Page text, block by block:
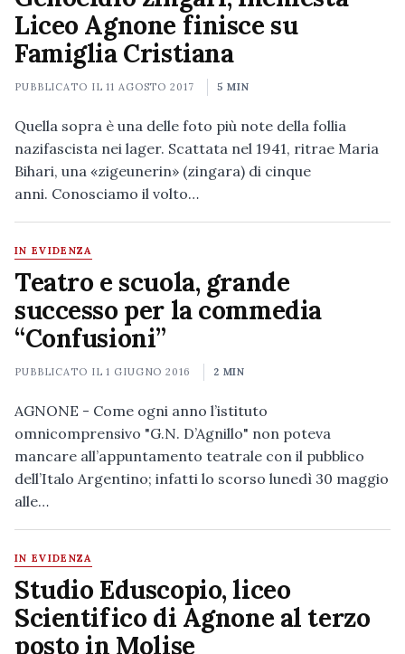
Liceo Agnone finisce su
Famiglia Cristiana
PUBBLICATO IL11 AGOSTO 2017 5 MIN
Quella sopra è una delle foto più note della follia
nazifascista nei lager. Scattata nel 1941, ritrae Maria
Bihari, una «zigeunerin» (zingara) di cinque
anni. Conosciamo il volto…
IN EVIDENZA
Teatro e scuola, grande
successo per la commedia
“Confusioni”
PUBBLICATO IL1 GIUGNO 2016 2 MIN
AGNONE - Come ogni anno l’istituto
omnicomprensivo "G.N. D’Agnillo" non poteva
mancare all’appuntamento teatrale con il pubblico
dell’Italo Argentino; infatti lo scorso lunedì 30 maggio
alle…
IN EVIDENZA
Studio Eduscopio, liceo
Scientifico di Agnone al terzo
posto in Molise